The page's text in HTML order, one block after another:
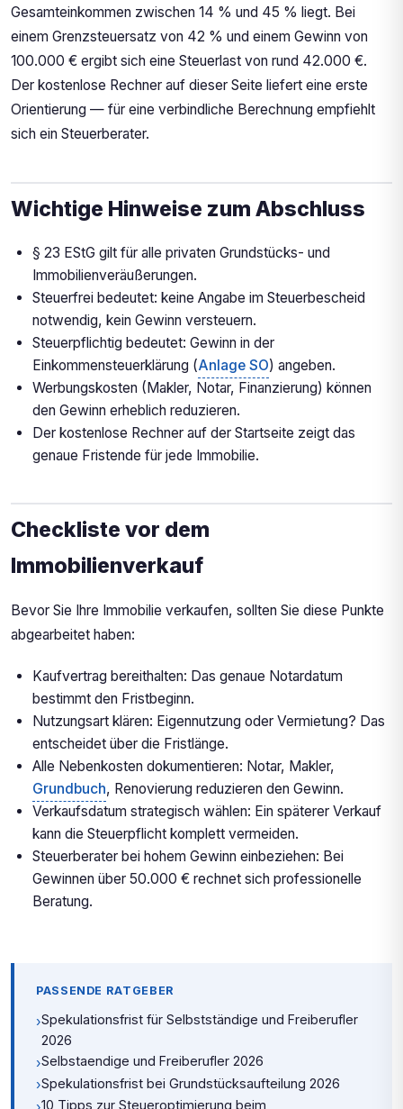
Gesamteinkommen zwischen 14 % und 45 % liegt. Bei
einem Grenzsteuersatz von 42 % und einem Gewinn von
100.000 € ergibt sich eine Steuerlast von rund 42.000 €.
Der kostenlose Rechner auf dieser Seite liefert eine erste
Orientierung — für eine verbindliche Berechnung empfiehlt
sich ein Steuerberater.
Wichtige Hinweise zum Abschluss
§ 23 EStG gilt für alle privaten Grundstücks- und
Immobilienveräußerungen.
Steuerfrei bedeutet: keine Angabe im Steuerbescheid
notwendig, kein Gewinn versteuern.
Steuerpflichtig bedeutet: Gewinn in der
Einkommensteuerklärung (Anlage SO) angeben.
Werbungskosten (Makler, Notar, Finanzierung) können
den Gewinn erheblich reduzieren.
Der kostenlose Rechner auf der Startseite zeigt das
genaue Fristende für jede Immobilie.
Checkliste vor dem
Immobilienverkauf
Bevor Sie Ihre Immobilie verkaufen, sollten Sie diese Punkte
abgearbeitet haben:
Kaufvertrag bereithalten: Das genaue Notardatum
bestimmt den Fristbeginn.
Nutzungsart klären: Eigennutzung oder Vermietung? Das
entscheidet über die Fristlänge.
Alle Nebenkosten dokumentieren: Notar, Makler,
Grundbuch, Renovierung reduzieren den Gewinn.
Verkaufsdatum strategisch wählen: Ein späterer Verkauf
kann die Steuerpflicht komplett vermeiden.
Steuerberater bei hohem Gewinn einbeziehen: Bei
Gewinnen über 50.000 € rechnet sich professionelle
Beratung.
PASSENDE RATGEBER
›Spekulationsfrist für Selbstständige und Freiberufler
2026
›Selbstaendige und Freiberufler 2026
›Spekulationsfrist bei Grundstücksaufteilung 2026
10 Tipps zur Steueroptimierung beim